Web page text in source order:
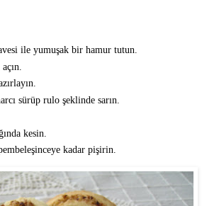
ile yumuşak bir hamur tutun.
sürüp rulo şeklinde sarın.
kesin.
kadar pişirin.